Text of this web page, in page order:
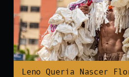
Leno Queria Nascer